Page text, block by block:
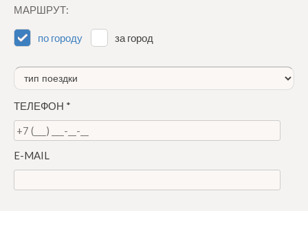
МАРШРУТ:
по городу за город
ТЕЛЕФОН *
E-MAIL